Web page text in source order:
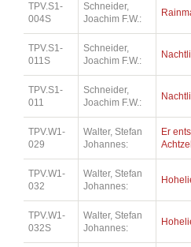
TPV.S1-
004S
Schneider,
Joachim F.W.:
TPV.S1-
011S
Schneider,
Joachim F.W.:
TPV.S1-
011
Schneider,
Joachim F.W.:
TPV.W1-
029
Walter, Stefan
Johannes:
Er
TPV.W1-
032
Walter, Stefan
Johannes:
TPV.W1-
032S
Walter, Stefan
Johannes: